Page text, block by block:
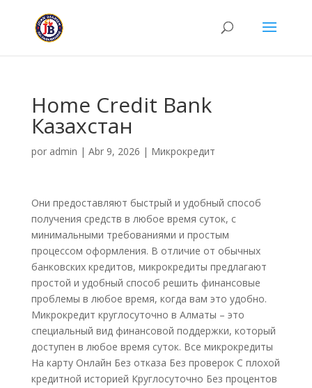
Home Credit Bank
Казахстан
por admin | Abr 9, 2026 | Микрокредит
Они предоставляют быстрый и удобный способ
получения средств в любое время суток, с
минимальными требованиями и простым
процессом оформления. В отличие от обычных
банковских кредитов, микрокредиты предлагают
простой и удобный способ решить финансовые
проблемы в любое время, когда вам это удобно.
Микрокредит круглосуточно в Алматы – это
специальный вид финансовой поддержки, который
доступен в любое время суток. Все микрокредиты
На карту Онлайн Без отказа Без проверок С плохой
кредитной историей Круглосуточно Без процентов